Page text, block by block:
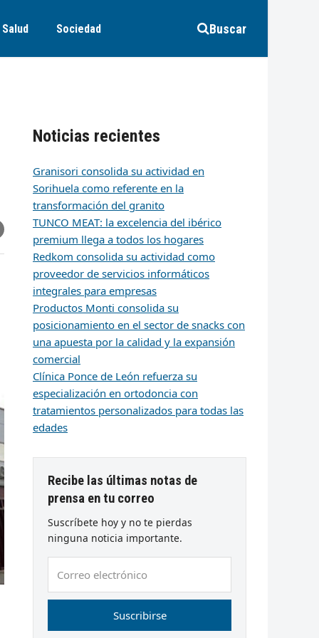
Salud Sociedad Buscar
Noticias recientes
Granisori consolida su actividad en
Sorihuela como referente en la
transformación del granito
TUNCO MEAT: la excelencia del ibérico
premium llega a todos los hogares
Redkom consolida su actividad como
proveedor de servicios informáticos
integrales para empresas
Productos Monti consolida su
posicionamiento en el sector de snacks con
una apuesta por la calidad y la expansión
comercial
Clínica Ponce de León refuerza su
especialización en ortodoncia con
tratamientos personalizados para todas las
edades
Recibe las últimas notas de
prensa en tu correo
Suscríbete hoy y no te pierdas
ninguna noticia importante.
electrónico
Suscribirse